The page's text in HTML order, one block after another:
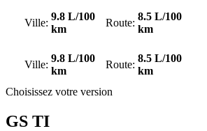
Ville:
9.8 L/100
km
Route:
8.5 L/100
km
Ville:
9.8 L/100
km
Route:
8.5 L/100
km
Choisissez votre version
GS TI